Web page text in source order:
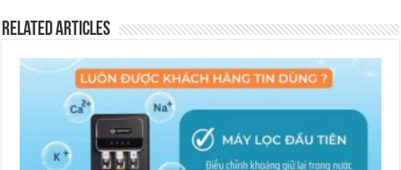
Related Articles